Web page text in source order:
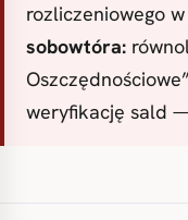
rozliczeniowego w
sobowtóra:
weryfikację sald